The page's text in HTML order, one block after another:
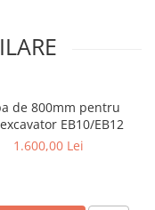
de 800mm pentru
EB10/EB12
1.600,00 Lei